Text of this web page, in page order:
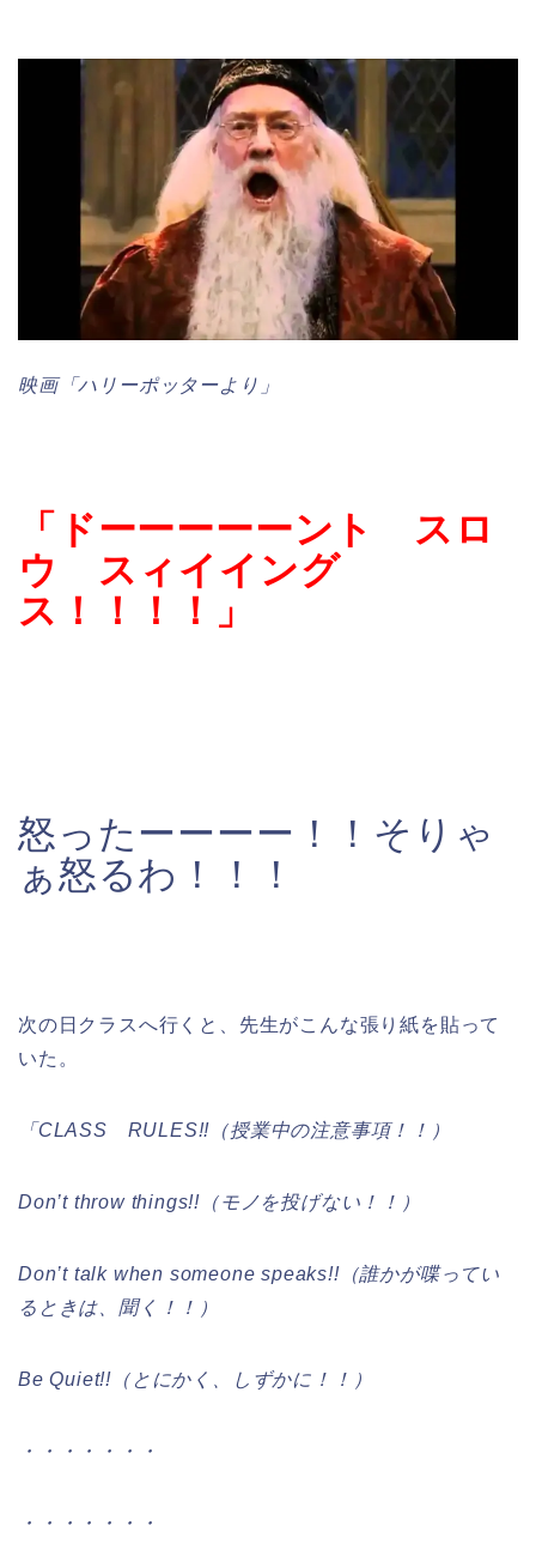
映画「ハリーポッターより」
「ドーーーーーント スロ
ウ スィイイング
ス！！！！」
怒ったーーーー！！そりゃ
ぁ怒るわ！！！
次の日クラスへ行くと、先生がこんな張り紙を貼って
いた。
「CLASS RULES!!（授業中の注意事項！！）
Don’t throw things!!（モノを投げない！！）
Don’t talk when someone speaks!!（誰かが喋ってい
るときは、聞く！！）
Be Quiet!!（とにかく、しずかに！！）
・・・・・・・
・・・・・・・